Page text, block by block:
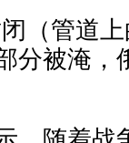
（管道
分被淹，